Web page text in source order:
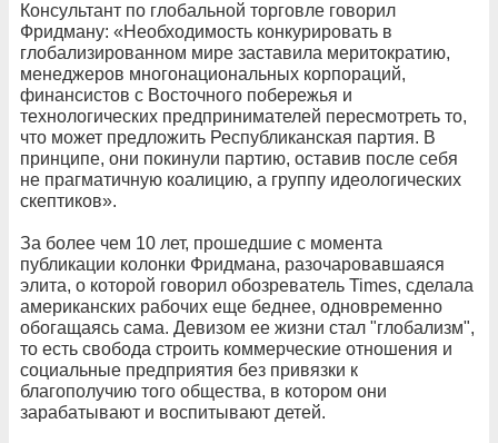
Консультант по глобальной торговле говорил
Фридману: «Необходимость конкурировать в
глобализированном мире заставила меритократию,
менеджеров многонациональных корпораций,
финансистов с Восточного побережья и
технологических предпринимателей пересмотреть то,
что может предложить Республиканская партия. В
принципе, они покинули партию, оставив после себя
не прагматичную коалицию, а группу идеологических
скептиков».
За более чем 10 лет, прошедшие с момента
публикации колонки Фридмана, разочаровавшаяся
элита, о которой говорил обозреватель Times, сделала
американских рабочих еще беднее, одновременно
обогащаясь сама. Девизом ее жизни стал "глобализм",
то есть свобода строить коммерческие отношения и
социальные предприятия без привязки к
благополучию того общества, в котором они
зарабатывают и воспитывают детей.